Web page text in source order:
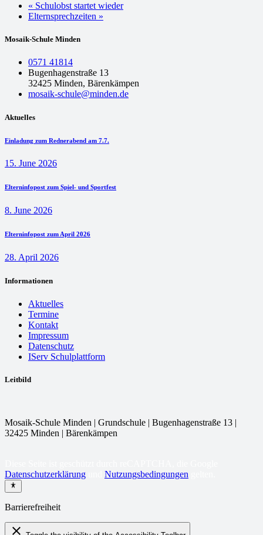
« Schulobst startet wieder
Elternsprechzeiten »
Mosaik-Schule Minden
0571 41814
Bugenhagenstraße 13
32425 Minden, Bärenkämpen
mosaik-schule@minden.de
Aktuelles
Einladung zum Rednerabend am 7.7.
15. June 2026
Elterninfopost zum Spiel- und Sportfest
8. June 2026
Elterninfopost zum April 2026
28. April 2026
Informationen
Aktuelles
Termine
Kontakt
Impressum
Datenschutz
IServ Schulplattform
Leitbild
Mosaik-Schule Minden | Grundschule | Bugenhagenstraße 13 |
32425 Minden | Bärenkämpen
Datenschutzerklärung
Nutzungsbedingungen
Barrierefreiheit
close